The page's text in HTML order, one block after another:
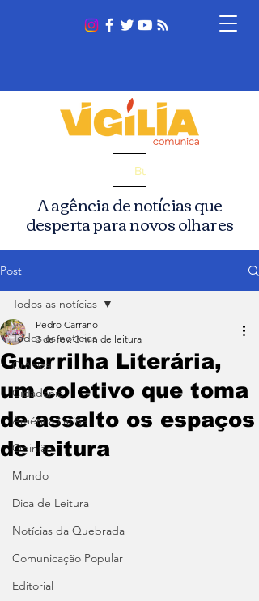
A agência de notícias que
desperta para novos olhares
Busca
Post
Todos as notícias
Crônica
Cidadania
América Latina
Opinião
Mundo
Dica de Leitura
Notícias da Quebrada
Comunicação Popular
Editorial
Todos as notícias
Guerrilha Literária,
um coletivo que toma
de assalto os espaços
de leitura
Pedro Carrano
3 de fev. 3 min de leitura